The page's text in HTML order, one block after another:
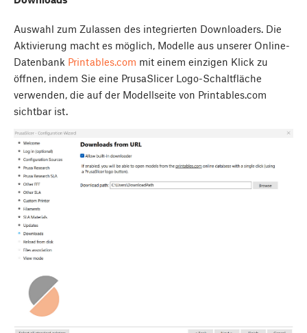
Auswahl zum Zulassen des integrierten Downloaders. Die
Aktivierung macht es möglich, Modelle aus unserer Online-
Datenbank Printables.com mit einem einzigen Klick zu
öffnen, indem Sie eine PrusaSlicer Logo-Schaltfläche
verwenden, die auf der Modellseite von Printables.com
sichtbar ist.